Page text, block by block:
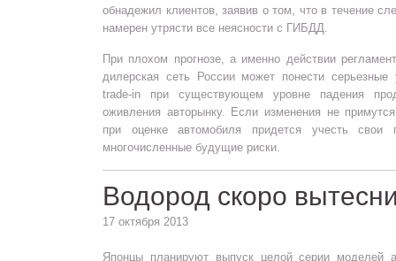
обнадежил клиентов, заявив о том, что в течение
намерен утрясти все неясности с ГИБДД.
При плохом прогнозе, а именно действии
дилерская сеть России может понести серьезные
trade-in при существующем уровне падения
оживления авторынку. Если изменения не
при оценке автомобиля придется учесть свои
многочисленные будущие риски.
Водород скоро
17 октября 2013
Японцы планируют выпуск целой серии моделей